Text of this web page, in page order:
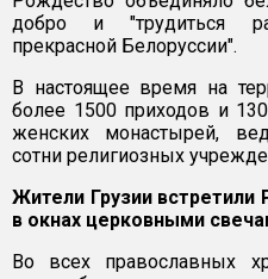
добро и "трудиться
прекрасной Белоруссии".
В настоящее время на
более 1500 приходов и
женских монастырей,
сотни религиозных
Жители Грузии
в окнах церковными
Во всех православных